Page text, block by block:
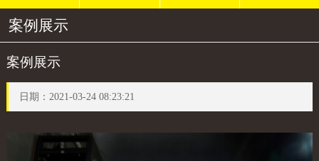
案例展示
案例展示
日期：2021-03-24 08:23:21